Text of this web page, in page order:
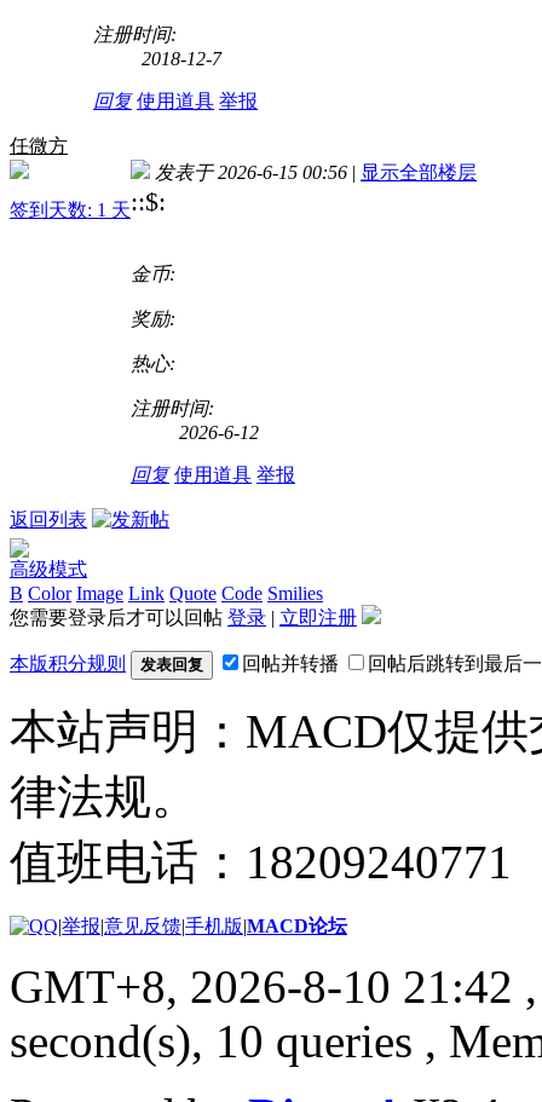
注册时间:
2018-12-7
回复 使用道具 举报
任微方
签到天数: 1 天
发表于 2026-6-15 00:56 | 显示全部楼层
::$:
金币:
奖励:
热心:
注册时间:
2026-6-12
回复 使用道具 举报
返回列表
高级模式
B Color Image Link Quote Code Smilies
您需要登录后才可以回帖 登录 | 立即注册
本版积分规则 发表回复 回帖并转播 回帖后跳转到最后
本站声明：MACD仅提
律法规。
值班电话：
|举报|意见反馈|手机版|MACD论坛
GMT+8, 2026-8-10 21:42
second(s), 10 queries ,